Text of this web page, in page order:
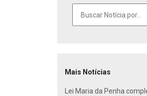
Mais Notícias
Lei Maria da Penha